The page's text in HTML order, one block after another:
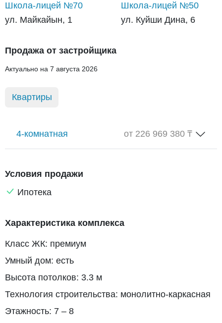
Школа-лицей №70
ул. Майкайын, 1
Школа-лицей №50
ул. Куйши Дина, 6
Продажа от застройщика
Актуально на 7 августа 2026
Квартиры
4-комнатная от 226 969 380 ₸
Условия продажи
Ипотека
Характеристика комплекса
Класс ЖК: премиум
Умный дом: есть
Высота потолков: 3.3 м
Технология строительства: монолитно-каркасная
Этажность: 7 – 8